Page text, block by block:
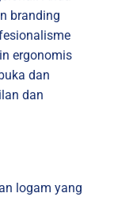
branding
ergonomis
dan
dan
logam yang